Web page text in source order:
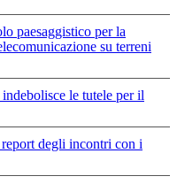
paesaggistico per la
su terreni
le tutele per il
degli incontri con i